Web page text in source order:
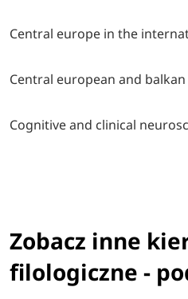
Central europe in the
Central european and
Cognitive and clinical
Zobacz inne
filologiczne -